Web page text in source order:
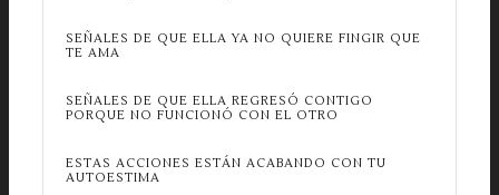
SEÑALES DE QUE ELLA YA NO QUIERE FINGIR QUE
TE AMA
SEÑALES DE QUE ELLA REGRESÓ CONTIGO
PORQUE NO FUNCIONÓ CON EL OTRO
ESTAS ACCIONES ESTÁN ACABANDO CON TU
AUTOESTIMA